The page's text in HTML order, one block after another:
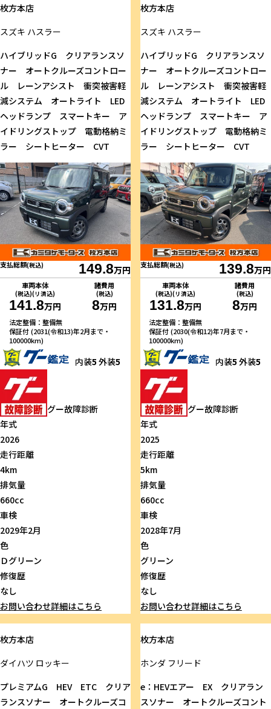
枚方本店
スズキ ハスラー
ハイブリッドG クリアランスソ
ナー オートクルーズコントロー
ル レーンアシスト 衝突被害軽
減システム オートライト LED
ヘッドランプ スマートキー ア
イドリングストップ 電動格納ミ
ラー シートヒーター CVT
支払総額(税込) 149.8万円
車両本体
(税込)(リ済込)
141.8万円
諸費用
(税込)
8万円
法定整備：整備無
保証付 (2031(令和13)年2月まで・
100000km)
内装5 外装5
グー故障診断
年式
2026
走行距離
4km
排気量
660cc
車検
2029年2月
色
Ｄグリーン
修復歴
なし
お問い合わせ詳細はこちら
枚方本店
スズキ ハスラー
ハイブリッドG クリアランスソ
ナー オートクルーズコントロー
ル レーンアシスト 衝突被害軽
減システム オートライト LED
ヘッドランプ スマートキー ア
イドリングストップ 電動格納ミ
ラー シートヒーター CVT
支払総額(税込) 139.8万円
車両本体
(税込)(リ済込)
131.8万円
諸費用
(税込)
8万円
法定整備：整備無
保証付 (2030(令和12)年7月まで・
100000km)
内装5 外装5
グー故障診断
年式
2025
走行距離
5km
排気量
660cc
車検
2028年7月
色
グリーン
修復歴
なし
お問い合わせ詳細はこちら
枚方本店
ダイハツ ロッキー
プレミアムG HEV ETC クリア
ランスソナー オートクルーズコ
枚方本店
ホンダフリード
e：HEVエアー EX クリアラン
スソナー オートクルーズコント